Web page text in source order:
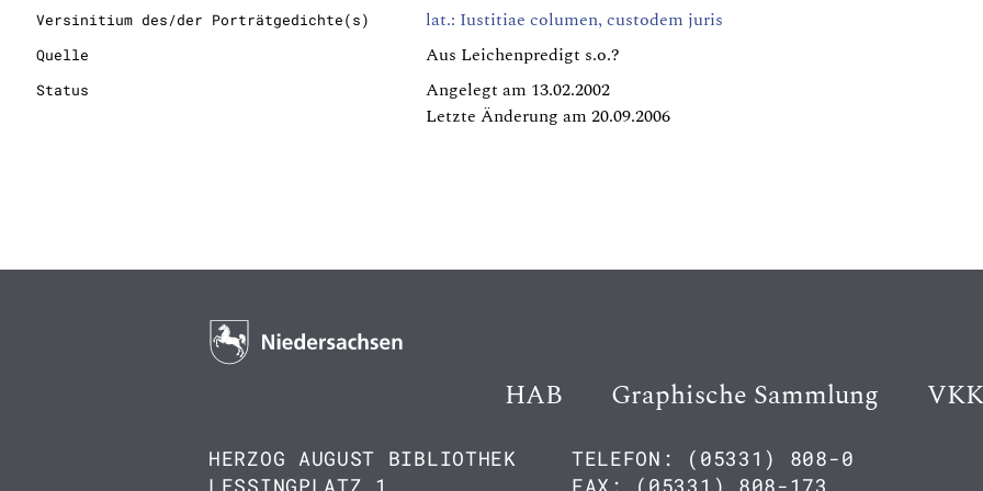
Versinitium des/der Porträtgedichte(s) lat.: Iustitiae columen, custodem juris
Quelle Aus Leichenpredigt s.o.?
Status
Angelegt am 13.02.2002
Letzte Änderung am 20.09.2006
HAB Graphische Sammlung VKK
HERZOG AUGUST BIBLIOTHEK
LESSINGPLATZ 1
TELEFON: (05331) 808-0
FAX: (05331) 808-173